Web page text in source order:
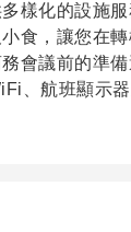
樣化的設施
食，讓您在
會議前的準
、航班顯示